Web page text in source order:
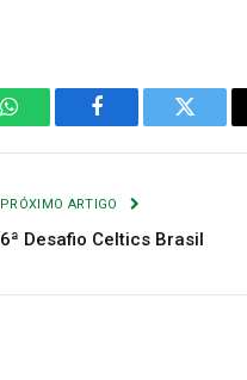
WhatsAppFacebook Twitter
PRÓXIMO ARTIGO
6ª Desafio Celtics Brasil